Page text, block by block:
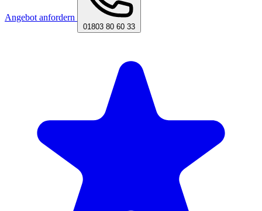
Angebot anfordern
01803 80 60 33